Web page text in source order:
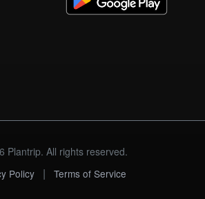
Plantrip. All rights reserved.
Policy
| Terms of Service